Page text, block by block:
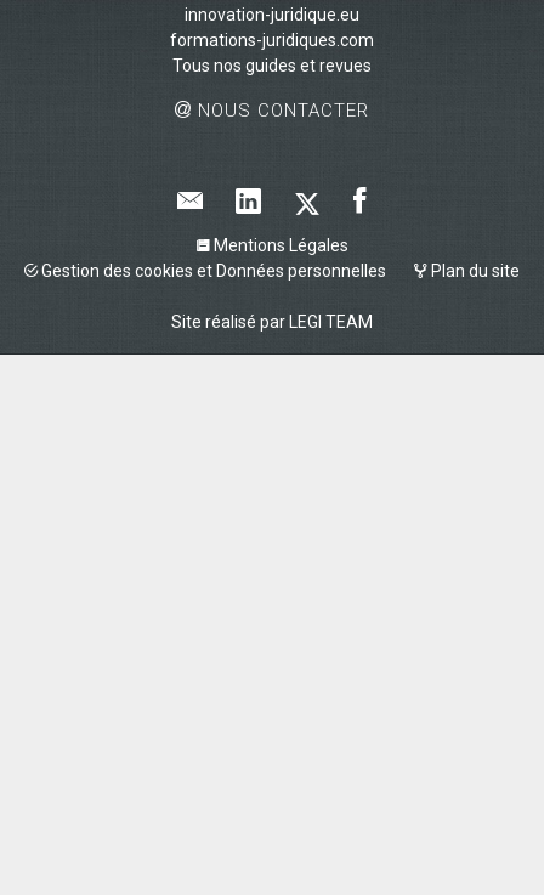
innovation-juridique.eu
formations-juridiques.com
Tous nos guides et revues
NOUS CONTACTER
Mentions Légales
Gestion des cookies et Données personnelles
Plan du site
Site réalisé par LEGI TEAM